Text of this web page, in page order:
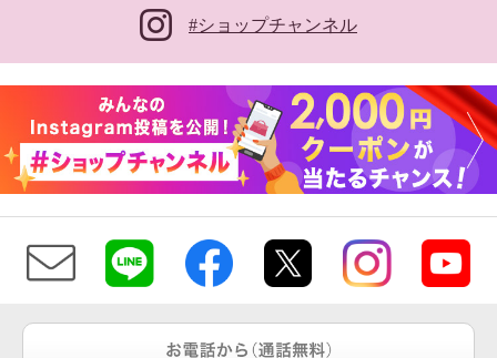
#ショップチャンネル